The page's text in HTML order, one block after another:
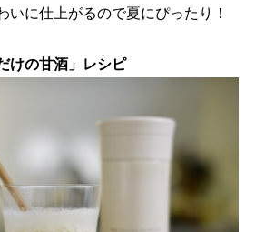
いに仕上がるので夏にぴったり！
けの甘酒」レシピ